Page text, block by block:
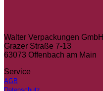
Walter Verpackungen GmbH
Grazer Straße 7-13
63073 Offenbach am Main
Service
AGB